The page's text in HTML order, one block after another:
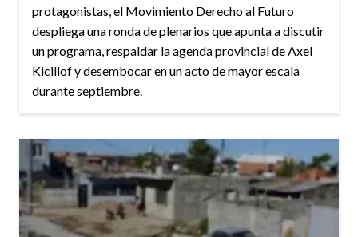
protagonistas, el Movimiento Derecho al Futuro
despliega una ronda de plenarios que apunta a discutir
un programa, respaldar la agenda provincial de Axel
Kicillof y desembocar en un acto de mayor escala
durante septiembre.